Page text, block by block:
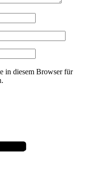
in diesem Browser für